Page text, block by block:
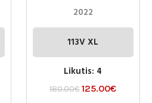
2022
113V XL
Likutis: 4
180.00€ 125.00€